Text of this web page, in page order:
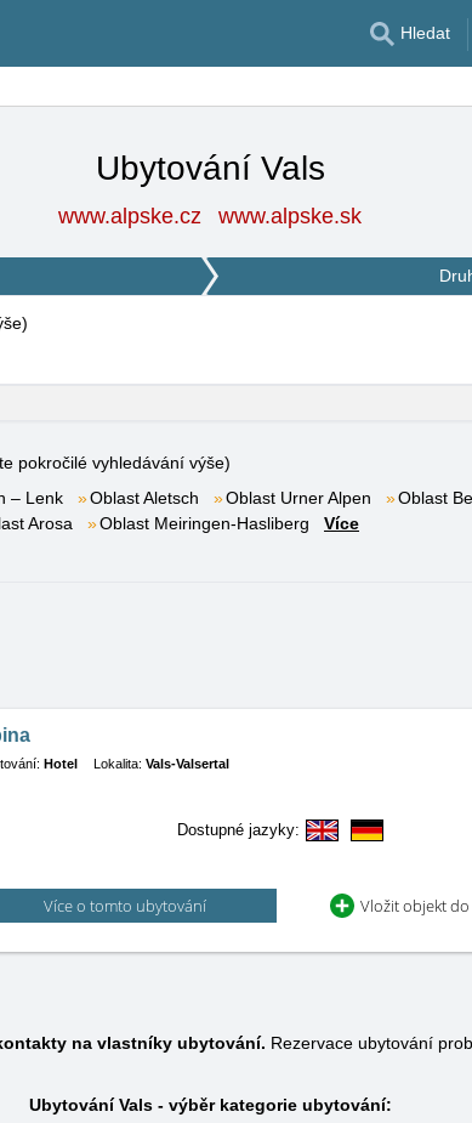
Hledat
Ubytování Vals
www.alpske.cz www.alpske.sk
)
pokročilé vyhledávání výše)
– Lenk Oblast Aletsch Oblast Urner Alpen Oblast
Arosa Oblast Meiringen-Hasliberg
Více
Hotel Lokalita: Vals-Valsertal
Dostupné jazyky:
Více o tomto ubytování Vložit objekt do
na vlastníky ubytování. Rezervace ubytování
Ubytování Vals - výběr kategorie ubytování: